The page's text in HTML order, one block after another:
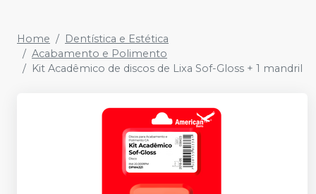
Home
Dentística e Estética
Acabamento e Polimento
Kit Acadêmico de discos de Lixa Sof-Gloss + 1 mandril